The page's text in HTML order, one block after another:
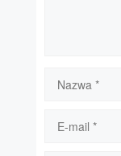
mail